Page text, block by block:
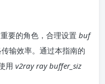
要的角色，合理设置 buf
输效率。通过本指南的
用 v2ray ray buffer_siz